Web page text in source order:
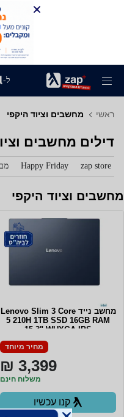
ל-
ראשי מחשבים וציוד היקפי
דילים מחשבים
zap store
Happy Friday
מחשבים וציוד היקפי
מחשב נייד Lenovo Slim 3 Core
5 210H 1TB SSD 16GB RAM
15.3" WUXGA IPS
TOUCHSCREEN Win11 Backlit
Keyboard COSMIC BLUE 3Y
מחיר מיוחד
3,399 ₪
משלוח חינם
קנו עכשיו